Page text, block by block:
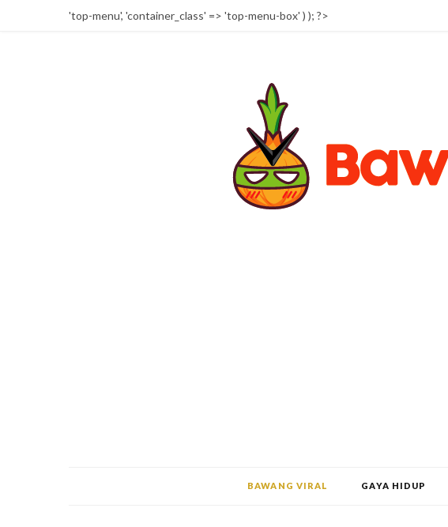
'top-menu', 'container_class' => 'top-menu-box' ) ); ?>
BAWANG VIRAL GAYA HIDUP